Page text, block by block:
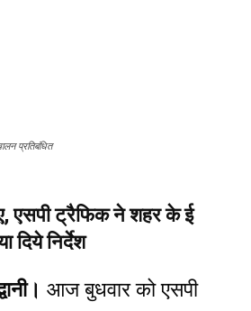
प्रतिबंधित
एसपी ट्रैफिक ने शहर के ई
दिये निर्देश
आज बुधवार को एसपी